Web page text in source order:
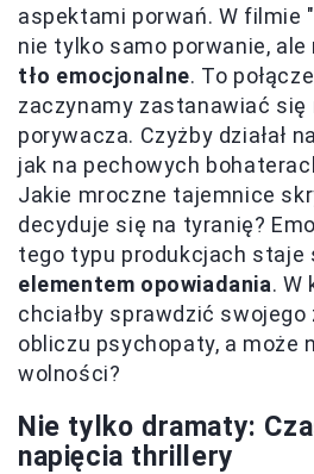
aspektami porwań. W filmie
nie tylko samo porwanie, ale
tło emocjonalne. To
zaczynamy zastanawiać się
porywacza. Czyżby działał
jak na pechowych
Jakie mroczne tajemnice
decyduje się na tyranię?
tego typu produkcjach staje
elementem opowiadania. W
chciałby sprawdzić
obliczu psychopaty, a może
wolności?
Nie tylko dramaty:
napięcia thrillery